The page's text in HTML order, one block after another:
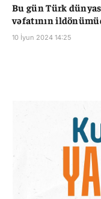
Bu gün Türk
vəfatının
10 İyun 2024 14:25